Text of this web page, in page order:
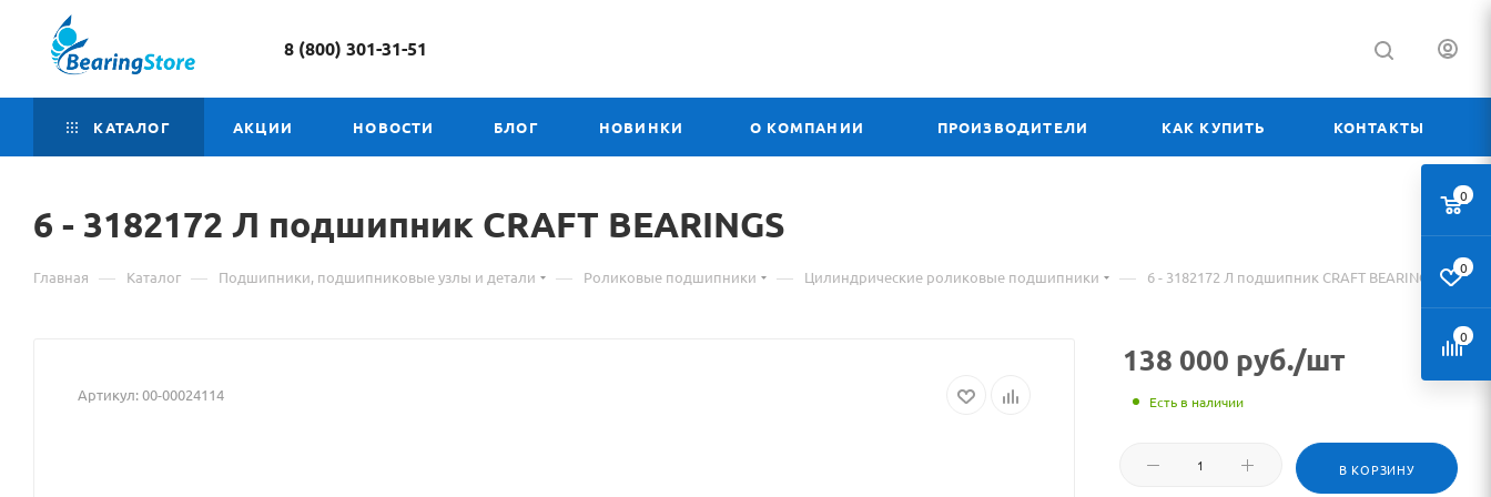
8 (800) 301-31-51
КАТАЛОГ АКЦИИ НОВОСТИ БЛОГ НОВИНКИ О КОМПАНИИ ПРОИЗВОДИТЕЛИ КАК КУПИТЬ КОНТАКТЫ
6 Материал
о
- 3182172 Л подшипник CRAFT BEARINGS
Главная — Каталог — Подшипники, подшипниковые узлы и детали — Роликовые подшипники — Цилиндрические роликовые подшипники — 6 - 3182172 Л подшипник CRAFT BEARINGS
Артикул:00-00024114
138 000 руб./шт
Есть в наличии
В КОРЗИНУ
0
0
0